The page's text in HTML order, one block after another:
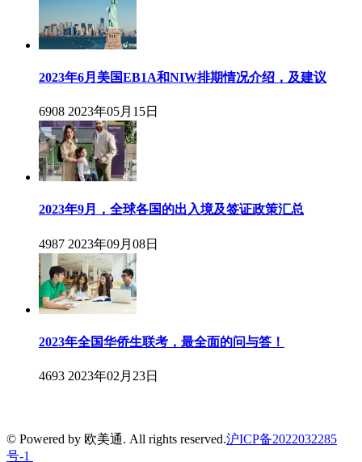
2023年6月美国EB1A和NIW排期情况介绍，及建议
6908 2023年05月15日
2023年9月，全球各国的出入境及签证政策汇总
4987 2023年09月08日
2023年全国华侨生联考，最全面的问与答！
4693 2023年02月23日
© Powered by 欧美通. All rights reserved.沪ICP备2022032285
号-1